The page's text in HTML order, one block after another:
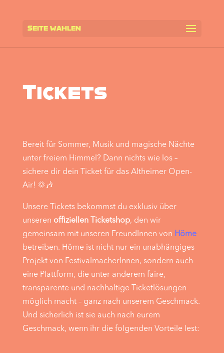
Seite wählen
Tickets
Bereit für Sommer, Musik und magische Nächte
unter freiem Himmel? Dann nichts wie los –
sichere dir dein Ticket für das Altheimer Open-
Air! 🌞🎶
Unsere Tickets bekommst du exklusiv über
unseren offiziellen Ticketshop, den wir
gemeinsam mit unseren FreundInnen von Höme
betreiben. Höme ist nicht nur ein unabhängiges
Projekt von FestivalmacherInnen, sondern auch
eine Plattform, die unter anderem faire,
transparente und nachhaltige Ticketlösungen
möglich macht – ganz nach unserem Geschmack.
Und sicherlich ist sie auch nach eurem
Geschmack, wenn ihr die folgenden Vorteile lest: